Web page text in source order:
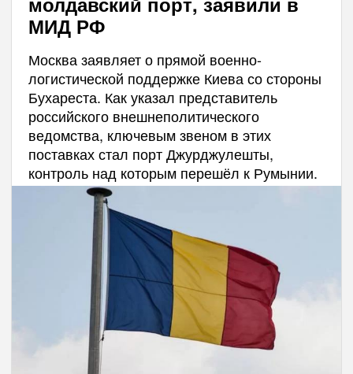
МИД РФ
Москва заявляет о прямой военно-
логистической поддержке Киева со стороны
Бухареста. Как указал представитель
российского внешнеполитического
ведомства, ключевым звеном в этих
поставках стал порт Джурджулешты,
контроль над которым перешёл к Румынии.